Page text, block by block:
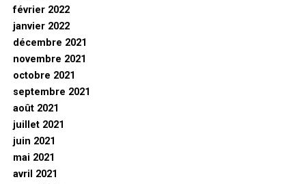
février 2022
janvier 2022
décembre 2021
novembre 2021
octobre 2021
septembre 2021
août 2021
juillet 2021
juin 2021
mai 2021
avril 2021